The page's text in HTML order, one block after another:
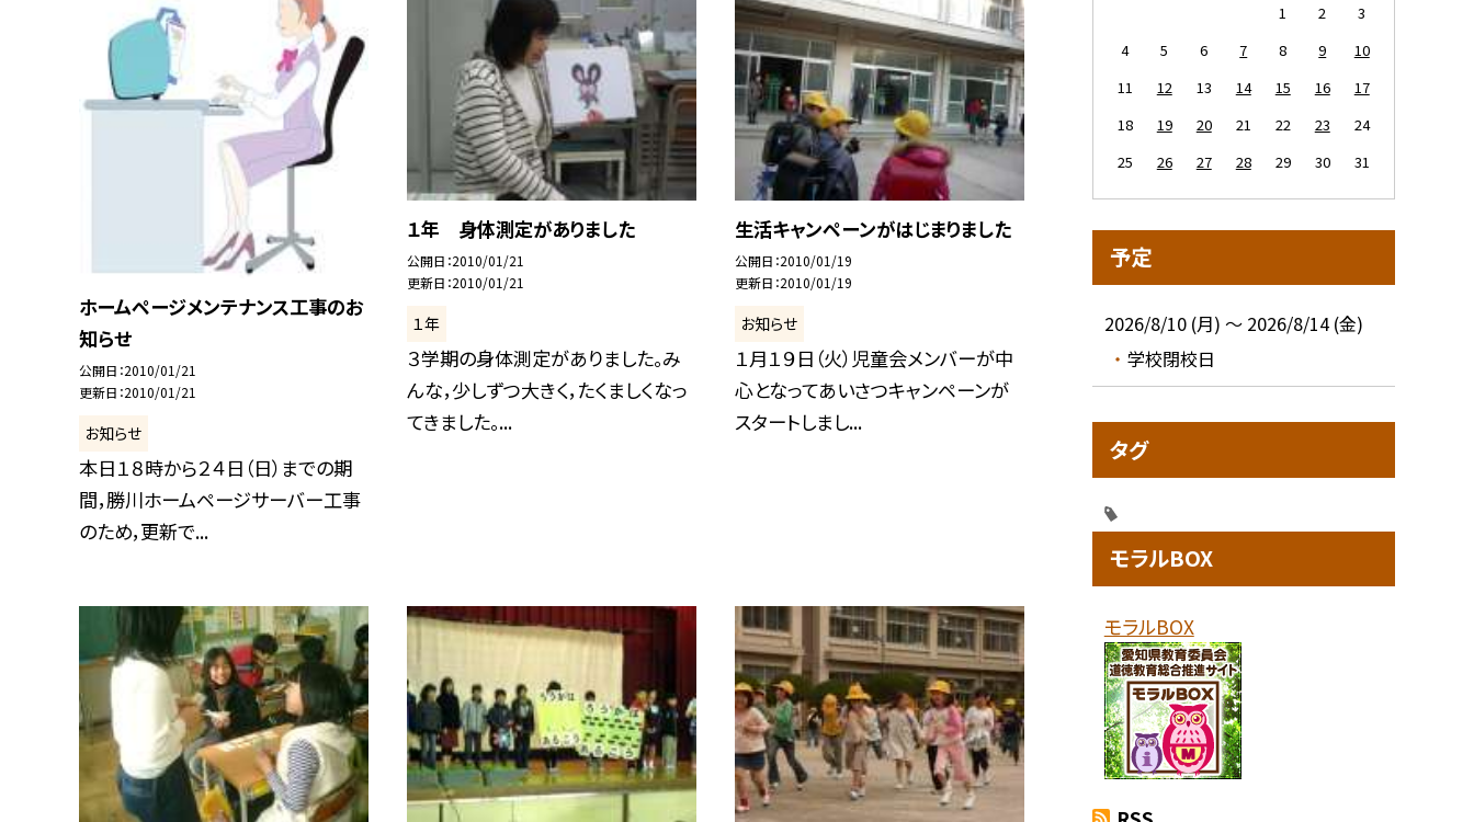
ホームページメンテナンス工事のお
知らせ
公開日 2010/01/21
更新日 2010/01/21
お知らせ
本日１８時から２４日（日）までの期
間，勝川ホームページサーバー工事
のため，更新で...
１年 身体測定がありました
公開日 2010/01/21
更新日 2010/01/21
１年
３学期の身体測定がありました。み
んな，少しずつ大きく，たくましくなっ
てきました。...
生活キャンペーンがはじまりました
公開日 2010/01/19
更新日 2010/01/19
お知らせ
１月１９日（火）児童会メンバーが中
心となってあいさつキャンペーンが
スタートしまし...
1 2
3
4
5 6 7 8 9
10
11
12 13 14 15 16
17
18
19 20 21 22 23
24
25
26 27 28 29 30 31
予定
2026/8/10 (月) ～ 2026/8/14 (金)
学校閉校日
タグ
モラルBOX
モラルBOX